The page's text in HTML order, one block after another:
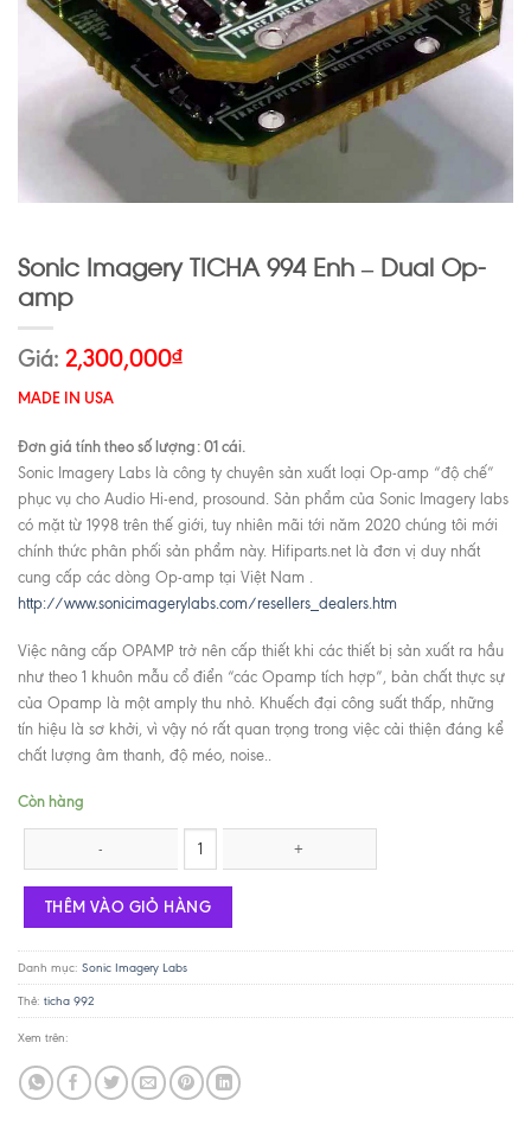
Sonic Imagery TICHA 994 Enh – Dual Op-
amp
Giá: 2,300,000₫
MADE IN USA
Đơn giá tính theo số lượng: 01 cái.
Sonic Imagery Labs là công ty chuyên sản xuất loại Op-amp “độ chế”
phục vụ cho Audio Hi-end, prosound. Sản phẩm của Sonic Imagery labs
có mặt từ 1998 trên thế giới, tuy nhiên mãi tới năm 2020 chúng tôi mới
chính thức phân phối sản phẩm này. Hifiparts.net là đơn vị duy nhất
cung cấp các dòng Op-amp tại Việt Nam .
http://www.sonicimagerylabs.com/resellers_dealers.htm
Việc nâng cấp OPAMP trở nên cấp thiết khi các thiết bị sản xuất ra hầu
như theo 1 khuôn mẫu cổ điển “các Opamp tích hợp”, bản chất thực sự
của Opamp là một amply thu nhỏ. Khuếch đại công suất thấp, những
tín hiệu là sơ khởi, vì vậy nó rất quan trọng trong việc cải thiện đáng kể
chất lượng âm thanh, độ méo, noise..
Còn hàng
Sonic Imagery TICHA 994 Enh - Dual Op-amp số lượng
THÊM VÀO GIỎ HÀNG
Danh mục: Sonic Imagery Labs
Thẻ: ticha 992
Xem trên: